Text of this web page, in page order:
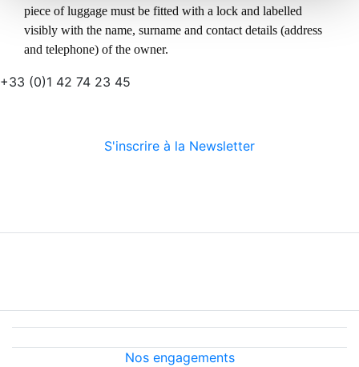
piece of luggage must be fitted with a lock and labelled
visibly with the name, surname and contact details (address
and telephone) of the owner.
+33 (0)1 42 74 23 45
S'inscrire à la Newsletter
Nos engagements